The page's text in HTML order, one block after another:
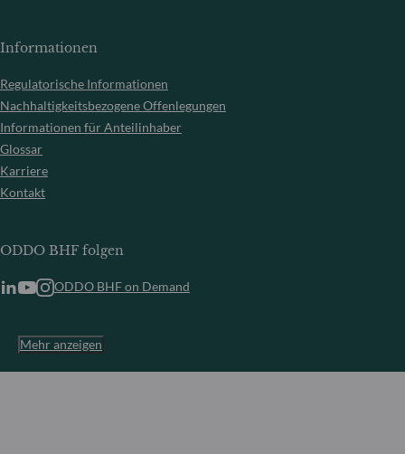
Informationen
Regulatorische Informationen
Nachhaltigkeitsbezogene Offenlegungen
Informationen für Anteilinhaber
Glossar
Karriere
Kontakt
ODDO BHF folgen
ODDO BHF on Demand
Mehr anzeigen